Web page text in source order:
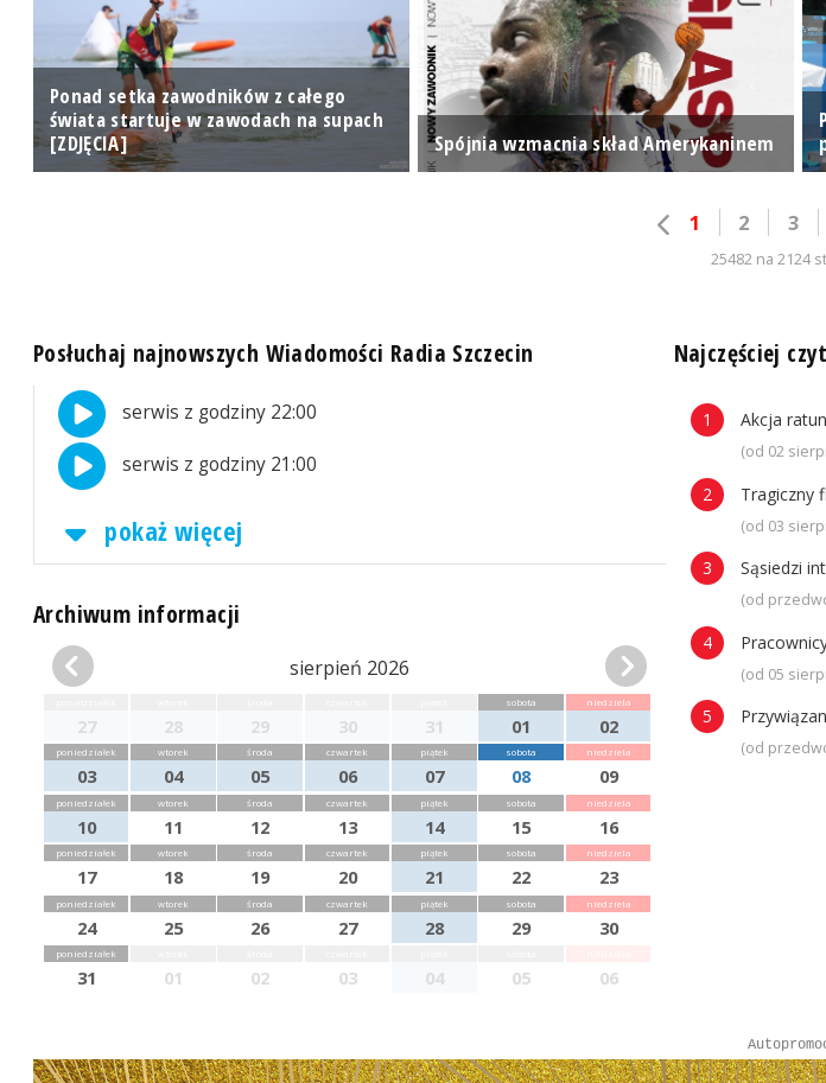
Ponad setka zawodników z całego
świata startuje w zawodach na supach
[ZDJĘCIA]
Spójnia wzmacnia skład Amerykaninem
1 2 3
25482 na 2124
Posłuchaj najnowszych Wiadomości Radia Szczecin
serwis z godziny 22:00
serwis z godziny 21:00
pokaż więcej
Archiwum informacji
sierpień 2026
27 28 29 30 31
sobota
01
niedziela
02
poniedziałek
03
wtorek
04
środa
05
czwartek
06
piątek
07
sobota
08
niedziela
09
poniedziałek
10
wtorek
11
środa
12
czwartek
13
piątek
14
sobota
15
niedziela
16
poniedziałek
17
wtorek
18
środa
19
czwartek
20
piątek
21
sobota
22
niedziela
23
poniedziałek
24
wtorek
25
środa
26
czwartek
27
piątek
28
sobota
29
niedziela
30
poniedziałek
31 01 02 03 04 05 06
Najczęściej
Akcja
(od 02
Tragiczny
(od 03
Sąsiedzi
(od
(od 05
(od